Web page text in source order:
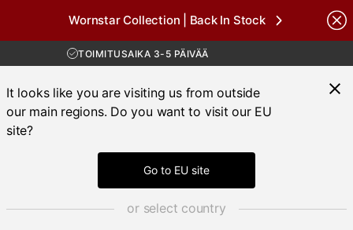
Wornstar Collection | Back In Stock
ILMAINEN TOIMITUS YLI 100 € TILAUKSIIN
TOIMITUSAIKA 3-5 PÄIVÄÄ
ILMAINEN TOIMITUS YLI 100 € TILAUKSIIN
It looks like you are visiting us from outside
our main regions. Do you want to visit our EU
site?
Go to EU site
or select country